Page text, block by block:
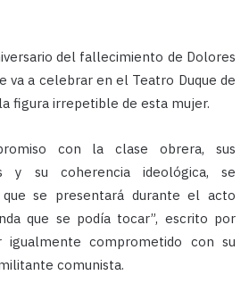
del fallecimiento de Dolores
va a celebrar en el Teatro Duque de
figura irrepetible de esta mujer.
con la clase obrera, sus
y su coherencia ideológica, se
se presentará durante el acto
que se podía tocar”, escrito por
igualmente comprometido con su
comunista.